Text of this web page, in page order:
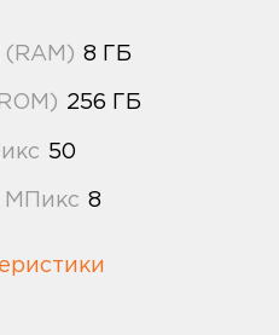
8 ГБ
256 ГБ
50
МПикс 8